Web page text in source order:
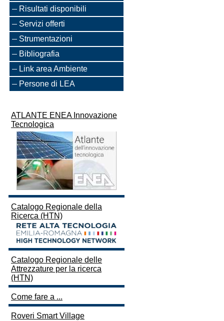
Risultati disponibili
Servizi offerti
Strumentazioni
Bibliografia
Link area Ambiente
Persone di LEA
ATLANTE ENEA Innovazione
Tecnologica
Catalogo Regionale della
Ricerca (HTN)
Catalogo Regionale delle
Attrezzature per la ricerca
(HTN)
Come fare a ...
Roveri Smart Village